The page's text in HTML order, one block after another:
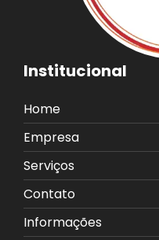
Institucional
Home
Empresa
Serviços
Contato
Informações